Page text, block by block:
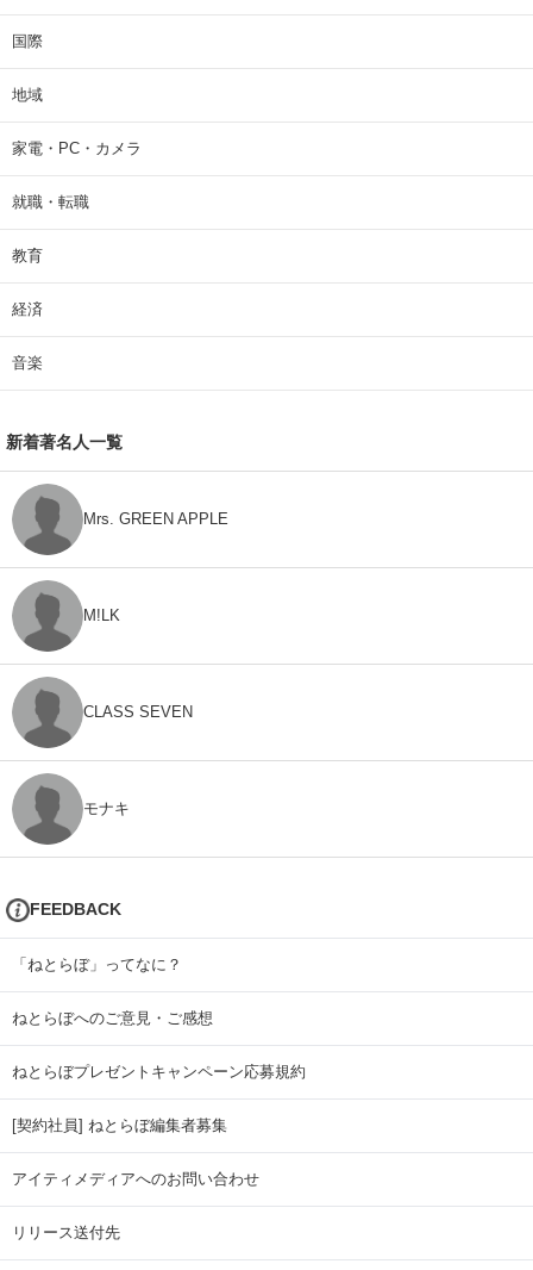
国際
地域
家電・PC・カメラ
就職・転職
教育
経済
音楽
新着著名人一覧
Mrs. GREEN APPLE
M!LK
CLASS SEVEN
モナキ
FEEDBACK
「ねとらぼ」ってなに？
ねとらぼへのご意見・ご感想
ねとらぼプレゼントキャンペーン応募規約
[契約社員] ねとらぼ編集者募集
アイティメディアへのお問い合わせ
リリース送付先